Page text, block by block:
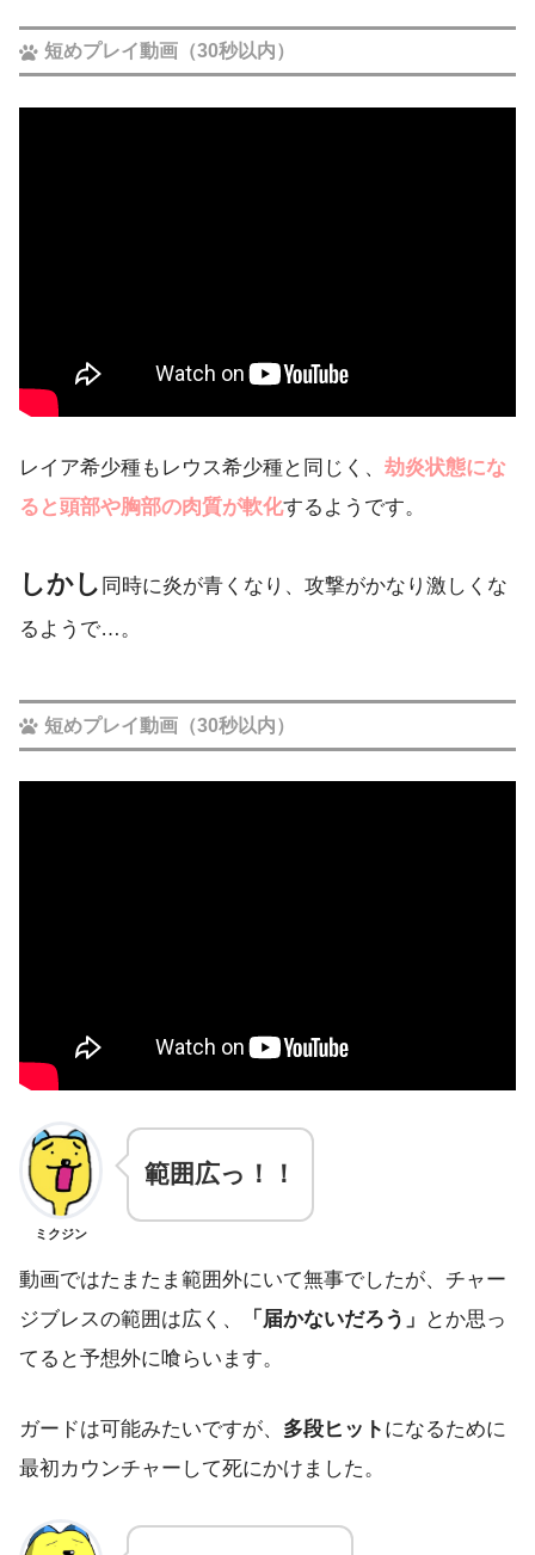
短めプレイ動画（30秒以内）
レイア希少種もレウス希少種と同じく、 劫炎状態にな
ると頭部や胸部の肉質が軟化するようです。
しかし 同時に炎が青くなり、攻撃がかなり激しくな
るようで…。
短めプレイ動画（30秒以内）
ミクジン
範囲広っ！！
動画ではたまたま範囲外にいて無事でしたが、チャー
ジブレスの範囲は広く、
「届かないだろう」 とか思っ
てると予想外に喰らいます。
ガードは可能みたいですが、 多段ヒット になるために
最初カウンチャーして死にかけました。